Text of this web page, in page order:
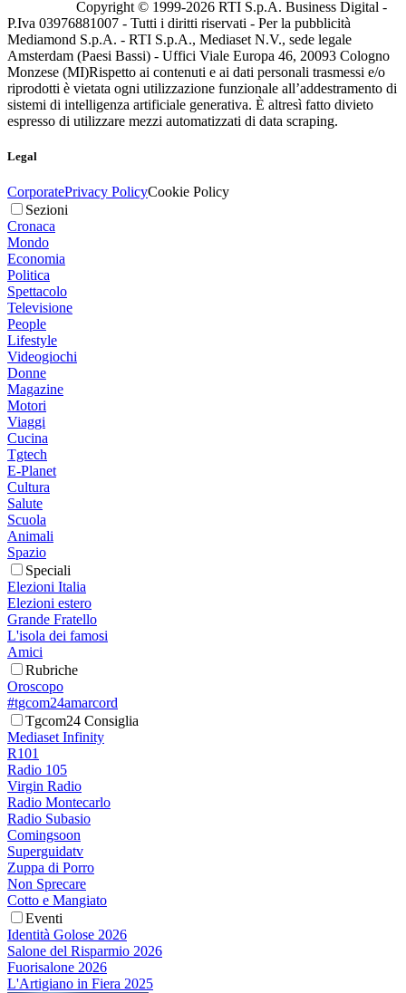
Copyright © 1999-2026 RTI S.p.A. Business Digital -
P.Iva 03976881007 - Tutti i diritti riservati - Per la pubblicità
Mediamond S.p.A. - RTI S.p.A., Mediaset N.V., sede legale
Amsterdam (Paesi Bassi) - Uffici Viale Europa 46, 20093 Cologno
Monzese (MI)Rispetto ai contenuti e ai dati personali trasmessi e/o
riprodotti è vietata ogni utilizzazione funzionale all’addestramento di
sistemi di intelligenza artificiale generativa. È altresì fatto divieto
espresso di utilizzare mezzi automatizzati di data scraping.
Legal
CorporatePrivacy PolicyCookie Policy
Sezioni
Cronaca
Mondo
Economia
Politica
Spettacolo
Televisione
People
Lifestyle
Videogiochi
Donne
Magazine
Motori
Viaggi
Cucina
Tgtech
E-Planet
Cultura
Salute
Scuola
Animali
Spazio
Speciali
Elezioni Italia
Elezioni estero
Grande Fratello
L'isola dei famosi
Amici
Rubriche
Oroscopo
#tgcom24amarcord
Tgcom24 Consiglia
Mediaset Infinity
R101
Radio 105
Virgin Radio
Radio Montecarlo
Radio Subasio
Comingsoon
Superguidatv
Zuppa di Porro
Non Sprecare
Cotto e Mangiato
Eventi
Identità Golose 2026
Salone del Risparmio 2026
Fuorisalone 2026
L'Artigiano in Fiera 2025